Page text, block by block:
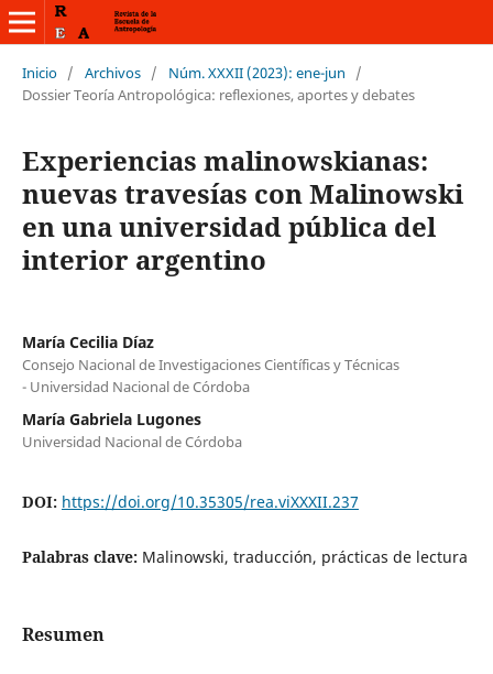
Inicio / Archivos / Núm. XXXII (2023): ene-jun
/
Dossier Teoría Antropológica: reflexiones, aportes y debates
Experiencias malinowskianas:
nuevas travesías con Malinowski
en una universidad pública del
interior argentino
María Cecilia Díaz
Consejo Nacional de Investigaciones Científicas y Técnicas
- Universidad Nacional de Córdoba
María Gabriela Lugones
Universidad Nacional de Córdoba
DOI: https://doi.org/10.35305/rea.viXXXII.237
Palabras clave: Malinowski, traducción, prácticas de lectura
Resumen